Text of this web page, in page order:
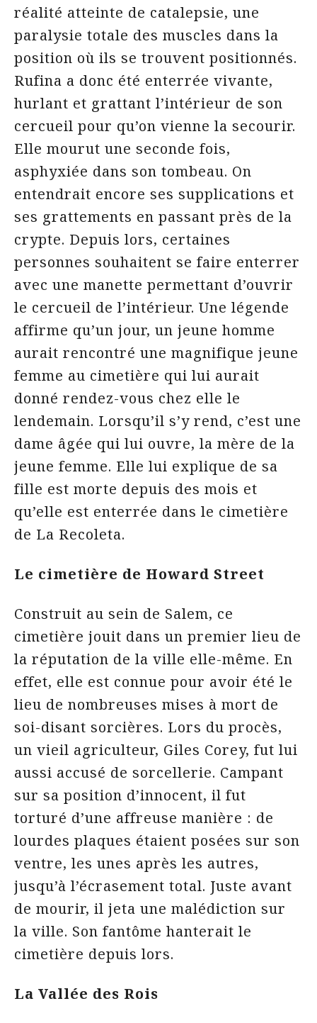
réalité atteinte de catalepsie, une
paralysie totale des muscles dans la
position où ils se trouvent positionnés.
Rufina a donc été enterrée vivante,
hurlant et grattant l’intérieur de son
cercueil pour qu’on vienne la secourir.
Elle mourut une seconde fois,
asphyxiée dans son tombeau. On
entendrait encore ses supplications et
ses grattements en passant près de la
crypte. Depuis lors, certaines
personnes souhaitent se faire enterrer
avec une manette permettant d’ouvrir
le cercueil de l’intérieur. Une légende
affirme qu’un jour, un jeune homme
aurait rencontré une magnifique jeune
femme au cimetière qui lui aurait
donné rendez-vous chez elle le
lendemain. Lorsqu’il s’y rend, c’est une
dame âgée qui lui ouvre, la mère de la
jeune femme. Elle lui explique de sa
fille est morte depuis des mois et
qu’elle est enterrée dans le cimetière
de La Recoleta.
Le cimetière de Howard Street
Construit au sein de Salem, ce
cimetière jouit dans un premier lieu de
la réputation de la ville elle-même. En
effet, elle est connue pour avoir été le
lieu de nombreuses mises à mort de
soi-disant sorcières. Lors du procès,
un vieil agriculteur, Giles Corey, fut lui
aussi accusé de sorcellerie. Campant
sur sa position d’innocent, il fut
torturé d’une affreuse manière : de
lourdes plaques étaient posées sur son
ventre, les unes après les autres,
jusqu’à l’écrasement total. Juste avant
de mourir, il jeta une malédiction sur
la ville. Son fantôme hanterait le
cimetière depuis lors.
La Vallée des Rois